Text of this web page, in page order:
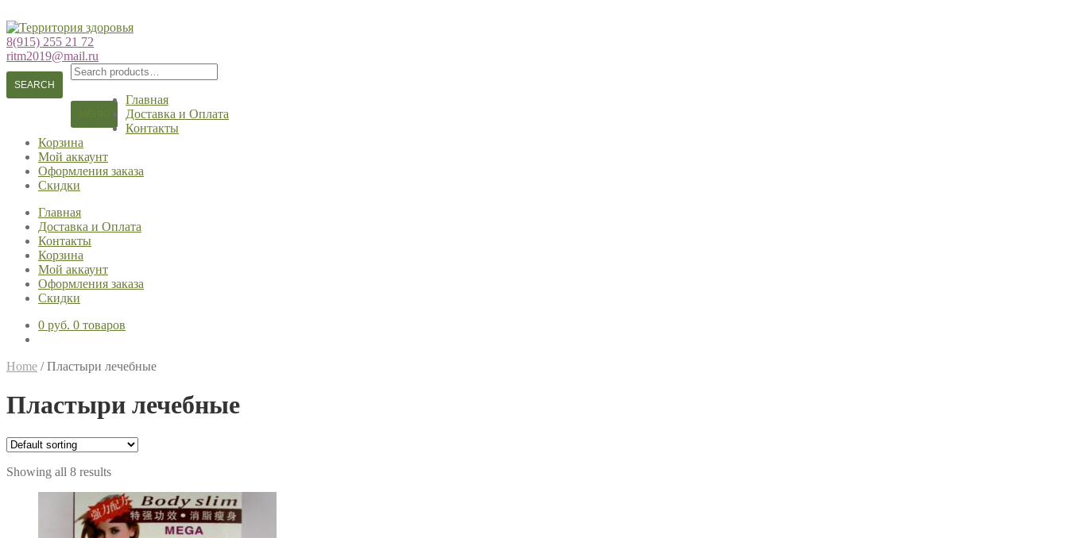
Перейти
к
навигации
Перейти
к
содержимому
8(915) 255 21 72
ritm2019@mail.ru
Search
for:
SEARCH
Главная
Доставка и Оплата
Контакты
Корзина
Мой аккаунт
Оформления заказа
Скидки
Главная
Доставка и Оплата
Контакты
Корзина
Мой аккаунт
Оформления заказа
Скидки
0 руб. 0 товаров
Home /Пластыри лечебные
Пластыри лечебные
Showing all 8 results